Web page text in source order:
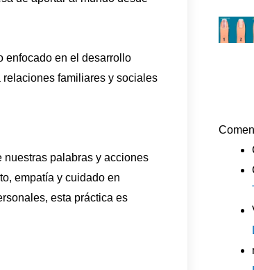
enfocado en el desarrollo
familiares y sociales
nuestras palabras y acciones
empatía y cuidado en
esta práctica es